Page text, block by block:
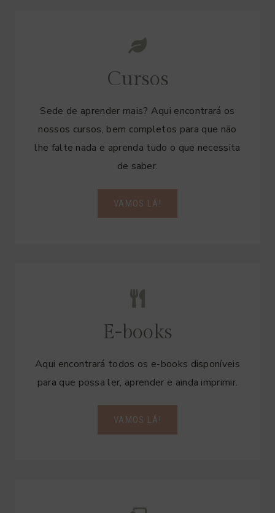
Cursos
Sede de aprender mais? Aqui encontrará os
nossos cursos, bem completos para que não
lhe falte nada e aprenda tudo o que necessita
de saber.
VAMOS LÁ!
E-books
Aqui encontrará todos os e-books disponíveis
para que possa ler, aprender e ainda imprimir.
VAMOS LÁ!